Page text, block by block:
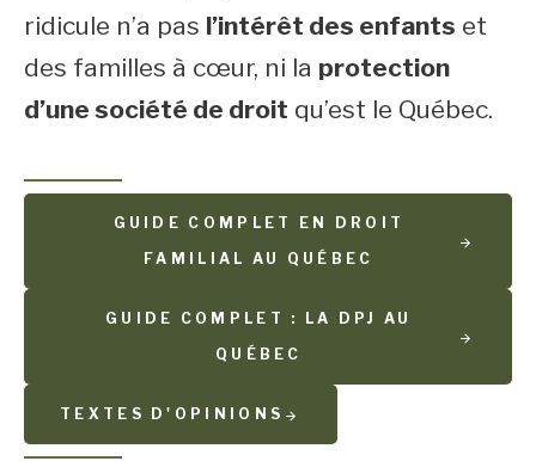
ridicule n’a pas l’intérêt des enfants et
des familles à cœur, ni la protection
d’une société de droit qu’est le Québec.
GUIDE COMPLET EN DROIT
FAMILIAL AU QUÉBEC
GUIDE COMPLET : LA DPJ AU
QUÉBEC
TEXTES D'OPINIONS